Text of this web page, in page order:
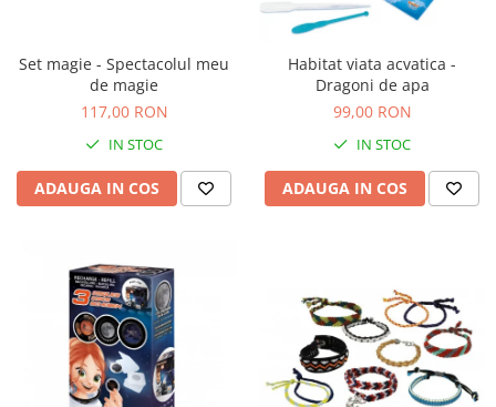
Set magie - Spectacolul meu
de magie
117,00 RON
IN STOC
ADAUGA IN COS
Habitat viata acvatica -
Dragoni de apa
99,00 RON
IN STOC
ADAUGA IN COS